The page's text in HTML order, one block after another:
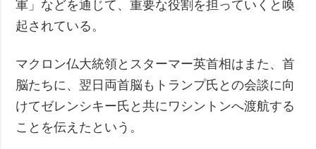
軍」などを通じて、重要な役割を担っていくと喚
起されている。
マクロン仏大統領とスターマー英首相はまた、首
脳たちに、翌日両首脳もトランプ氏との会談に向
けてゼレンシキー氏と共にワシントンへ渡航する
ことを伝えたという。